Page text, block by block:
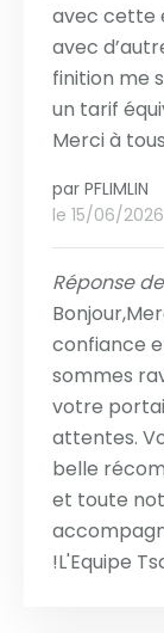
avec cette
avec
finition me
un tarif
Merci à
par PFLIMLIN
le 15/06/2026
Réponse
confiance
sommes
votre
attentes.
belle
et toute
!L'Equipe